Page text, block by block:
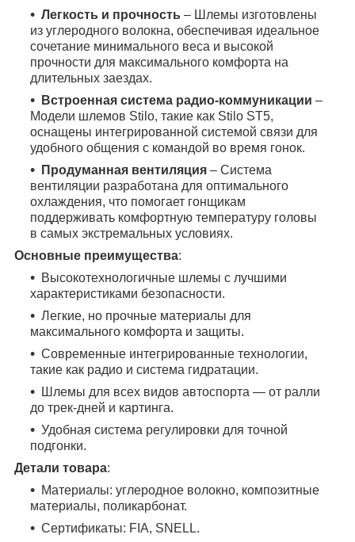
Легкость и прочность – Шлемы изготовлены
из углеродного волокна, обеспечивая идеальное
сочетание минимального веса и высокой
прочности для максимального комфорта на
длительных заездах.
Встроенная система радио-коммуникации –
Модели шлемов Stilo, такие как Stilo ST5,
оснащены интегрированной системой связи для
удобного общения с командой во время гонок.
Продуманная вентиляция – Система
вентиляции разработана для оптимального
охлаждения, что помогает гонщикам
поддерживать комфортную температуру головы
в самых экстремальных условиях.
Основные преимущества:
Высокотехнологичные шлемы с лучшими
характеристиками безопасности.
Легкие, но прочные материалы для
максимального комфорта и защиты.
Современные интегрированные технологии,
такие как радио и система гидратации.
Шлемы для всех видов автоспорта — от ралли
до трек-дней и картинга.
Удобная система регулировки для точной
подгонки.
Детали товара:
Материалы: углеродное волокно, композитные
материалы, поликарбонат.
Сертификаты: FIA, SNELL.